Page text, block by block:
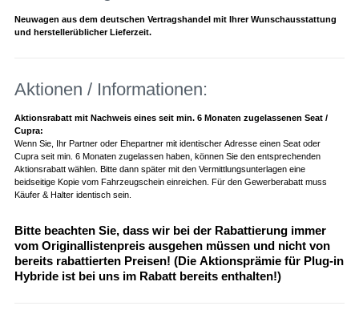
Neuwagen aus dem deutschen Vertragshandel mit Ihrer Wunschausstattung
und herstellerüblicher Lieferzeit.
Aktionen / Informationen:
Aktionsrabatt mit Nachweis eines seit min. 6 Monaten zugelassenen Seat /
Cupra:
Wenn Sie, Ihr Partner oder Ehepartner mit identischer Adresse einen Seat oder
Cupra seit min. 6 Monaten zugelassen haben, können Sie den entsprechenden
Aktionsrabatt wählen. Bitte dann später mit den Vermittlungsunterlagen eine
beidseitige Kopie vom Fahrzeugschein einreichen. Für den Gewerberabatt muss
Käufer & Halter identisch sein.
Bitte beachten Sie, dass wir bei der Rabattierung immer
vom Originallistenpreis ausgehen müssen und nicht von
bereits rabattierten Preisen! (Die Aktionsprämie für Plug-in
Hybride ist bei uns im Rabatt bereits enthalten!)